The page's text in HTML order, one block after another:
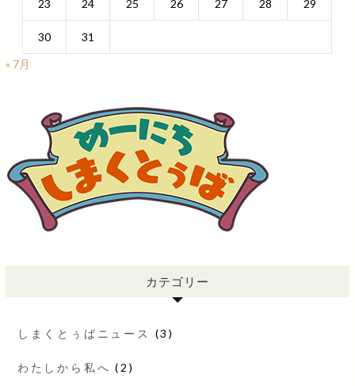
23 24 25 26 27 28 29
30
31
« 7月
カテゴリー
しまくとぅばニュース (3)
わたしから私へ (2)